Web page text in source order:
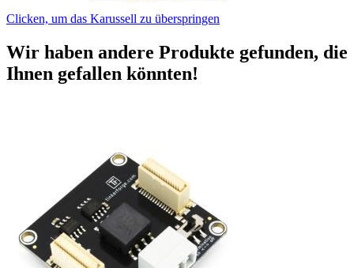
Clicken, um das Karussell zu überspringen
Wir haben andere Produkte gefunden, die
Ihnen gefallen könnten!